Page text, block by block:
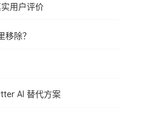
用户评价
除？
AI 替代方案